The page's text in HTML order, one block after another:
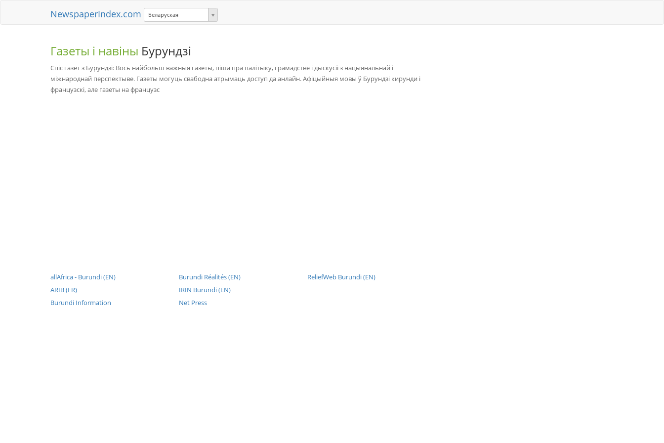
NewspaperIndex.com Беларуская
Газеты і навіны Бурундзі
Спіс газет з Бурундзі: Вось найбольш важныя газеты, піша пра палітыку, грамадстве і дыскусіі з нацыянальнай і
міжнароднай перспектыве. Газеты могуць свабодна атрымаць доступ да анлайн. Афіцыйныя мовы ў Бурундзі кирунди і
французскі, але газеты на французс
allAfrica - Burundi (EN)
ARIB (FR)
Burundi Information
Burundi Réalités (EN)
IRIN Burundi (EN)
Net Press
ReliefWeb Burundi (EN)